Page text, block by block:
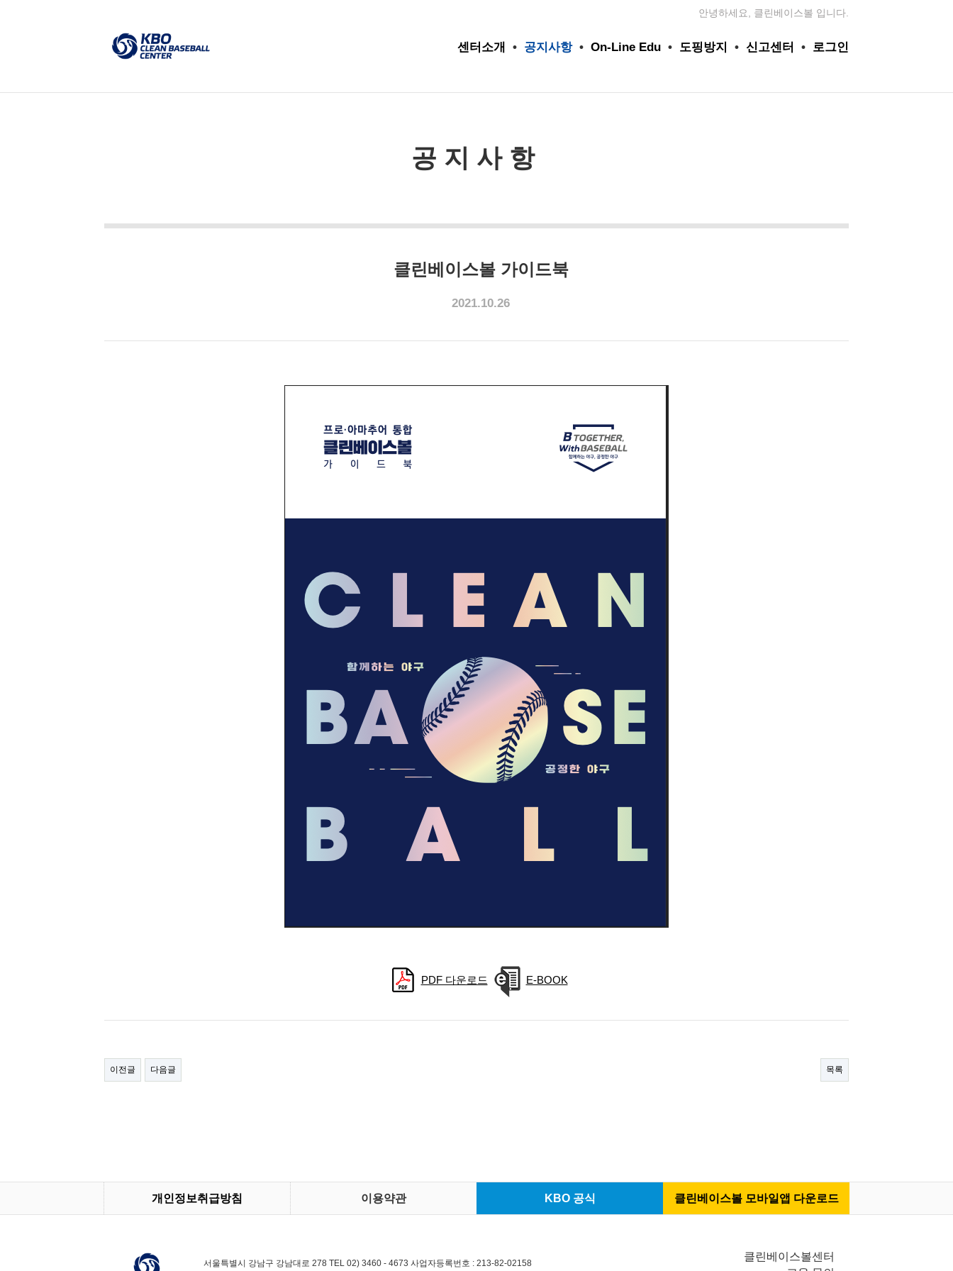
안녕하세요, 클린베이스볼 입니다.
센터소개 • 공지사항 • On-Line Edu • 도핑방지 • 신고센터 • 로그인
공지사항
클린베이스볼 가이드북
2021.10.26
PDF 다운로드 E-BOOK
이전글 다음글 목록
개인정보취급방침 이용약관 KBO 공식 클린베이스볼 모바일앱 다운로드
서울특별시 강남구 강남대로 278 TEL 02) 3460 - 4673 사업자등록번호 : 213-82-02158
클린베이스볼센터